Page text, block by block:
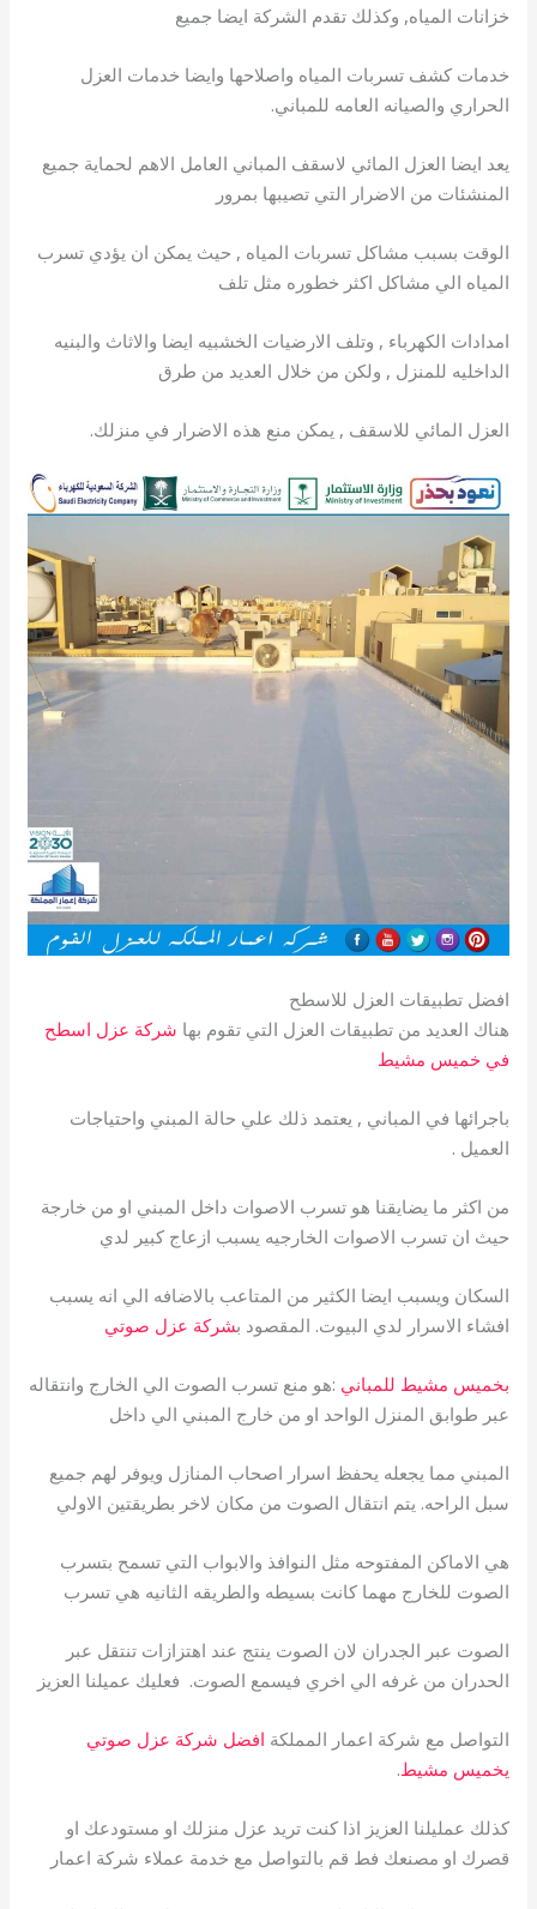
خزانات المياه, وكذلك تقدم الشركة ايضا جميع
خدمات كشف تسربات المياه واصلاحها وايضا خدمات العزل
الحراري والصيانه العامه للمباني.
يعد ايضا العزل المائي لاسقف المباني العامل الاهم لحماية جميع
المنشئات من الاضرار التي تصيبها بمرور
الوقت بسبب مشاكل تسربات المياه , حيث يمكن ان يؤدي تسرب
المياه الي مشاكل اكثر خطوره مثل تلف
امدادات الكهرباء , وتلف الارضيات الخشبيه ايضا والاثاث والبنيه
الداخليه للمنزل , ولكن من خلال العديد من طرق
العزل المائي للاسقف , يمكن منع هذه الاضرار في منزلك.
افضل تطبيقات العزل للاسطح
هناك العديد من تطبيقات العزل التي تقوم بها شركة عزل اسطح
في خميس مشيط
باجرائها في المباني , يعتمد ذلك علي حالة المبني واحتياجات
العميل .
من اكثر ما يضايقنا هو تسرب الاصوات داخل المبني او من خارجة
حيث ان تسرب الاصوات الخارجيه يسبب ازعاج كبير لدي
السكان ويسبب ايضا الكثير من المتاعب بالاضافه الي انه يسبب
افشاء الاسرار لدي البيوت. المقصود بشركة عزل صوتي
بخميس مشيط للمباني :هو منع تسرب الصوت الي الخارج وانتقاله
عبر طوابق المنزل الواحد او من خارج المبني الي داخل
المبني مما يجعله يحفظ اسرار اصحاب المنازل ويوفر لهم جميع
سبل الراحه. يتم انتقال الصوت من مكان لاخر بطريقتين الاولي
هي الاماكن المفتوحه مثل النوافذ والابواب التي تسمح بتسرب
الصوت للخارج مهما كانت بسيطه والطريقه الثانيه هي تسرب
الصوت عبر الجدران لان الصوت ينتج عند اهتزازات تنتقل عبر
الحدران من غرفه الي اخري فيسمع الصوت. فعليك عميلنا العزيز
التواصل مع شركة اعمار المملكة افضل شركة عزل صوتي
يخميس مشيط.
كذلك عمليلنا العزيز اذا كنت تريد عزل منزلك او مستودعك او
قصرك او مصنعك فط قم بالتواصل مع خدمة عملاء شركة اعمار